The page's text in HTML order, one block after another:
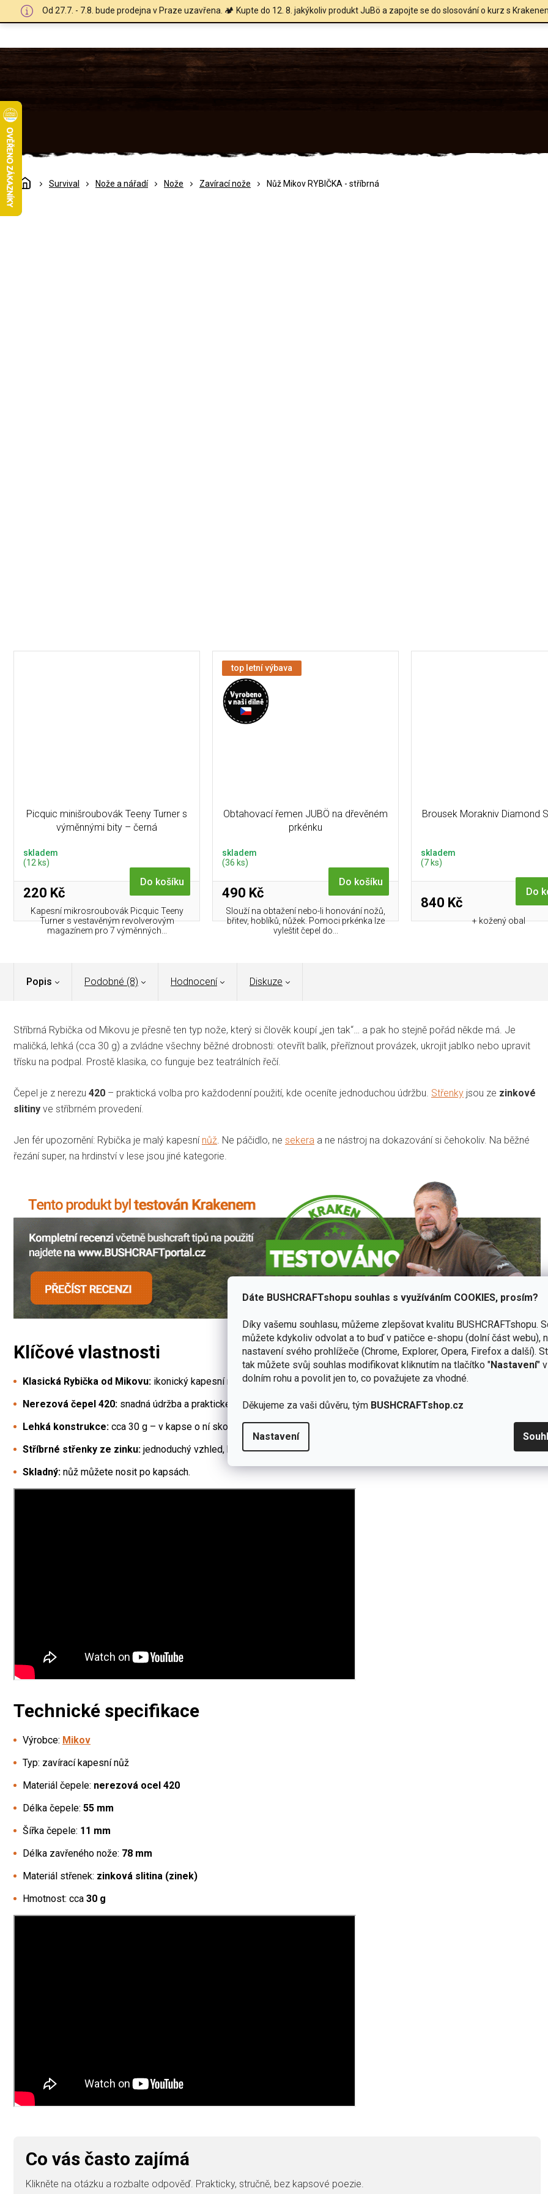
Dáte BUSHCRAFTshopu souhlas s využíváním COOKIES, prosím?
Díky vašemu souhlasu, můžeme zlepšovat kvalitu BUSHCRAFTshopu.
můžete kdykoliv odvolat a to buď v patičce e-shopu (dolní část webu),
nastavení svého prohlížeče (Chrome, Explorer, Opera, Firefox a další).
tak můžete svůj souhlas modifikovat kliknutím na tlačítko "Nastavení"
dolním rohu a povolit jen to, co považujete za vhodné.
Děkujeme za vaši důvěru, tým BUSHCRAFTshop.cz
Nastavení
Od 27.7. - 7.8. bude prodejna v Praze uzavřena. 🏕️ Kupte do 12. 8. jakýkoliv produkt JuBö a zapojte se do slosování o kurz s
DomůSurvival Nože a nářadí Nože Zavírací nože Nůž Mikov RYBIČKA - stříbrná
Picquic minišroubovák Teeny Turner s
výměnnými bity – černá
skladem
(12 ks)
220 Kč
Do košíku
Kapesní mikros­roubovák Picquic Teeny
Turner s vestavěným revolverovým
magazínem pro 7 výměnných...
top letní výbava
Obtahovací řemen JUBÖ na dřevěném
prkénku
skladem
(36 ks)
490 Kč
Do košíku
Slouží na obtažení nebo-li honování nožů,
břitev, hoblíků, nůžek. Pomoci prkénka lze
vyleštit čepel do...
Brousek Morakniv Diamond
skladem
(7 ks)
840 Kč
Do
+ kožený obal
Popis Podobné (8) Hodnocení Diskuze
Stříbrná Rybička od Mikovu je přesně ten typ nože, který si člověk koupí „jen tak“… a pak ho stejně pořád někde má. Je
maličká, lehká (cca 30 g) a zvládne všechny běžné drobnosti: otevřít balík, přeříznout provázek, ukrojit jablko nebo upravit
třísku na podpal. Prostě klasika, co funguje bez teatrálních řečí.
Čepel je z nerezu 420 – praktická volba pro každodenní použití, kde oceníte jednoduchou údržbu. Střenky jsou ze zinkové
slitiny ve stříbrném provedení.
Jen fér upozornění: Rybička je malý kapesní nůž. Ne páčidlo, ne sekera a ne nástroj na dokazování si čehokoliv. Na běžné
řezání super, na hrdinství v lese jsou jiné kategorie.
Klíčové vlastnosti
Klasická Rybička od Mikovu: ikonický kapesní nůž pro každý den.
Nerezová čepel 420: snadná údržba a praktické použití v běžném provozu.
Lehká konstrukce: cca 30 g – v kapse o ní skoro nevíte.
Stříbrné střenky ze zinku: jednoduchý vzhled, který neurazí ani dědu, ani EDC maniaka.
Skladný: nůž můžete nosit po kapsách.
Technické specifikace
Výrobce: Mikov
Typ: zavírací kapesní nůž
Materiál čepele: nerezová ocel 420
Délka čepele: 55 mm
Šířka čepele: 11 mm
Délka zavřeného nože: 78 mm
Materiál střenek: zinková slitina (zinek)
Hmotnost: cca 30 g
Co vás často zajímá
Klikněte na otázku a rozbalte odpověď. Prakticky, stručně, bez kapsové poezie.